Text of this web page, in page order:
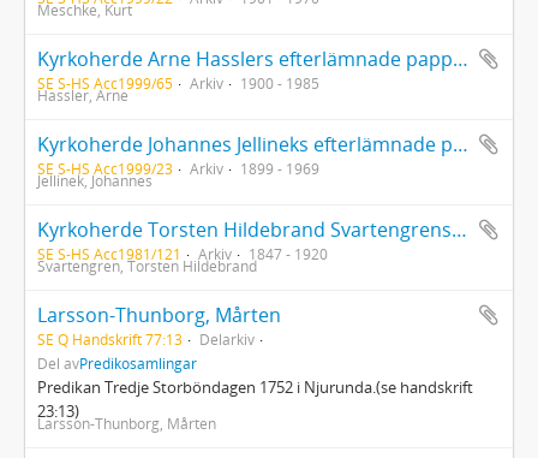
Meschke, Kurt
Kyrkoherde Arne Hasslers efterlämnade papper, tillägg
SE S-HS Acc1999/65 Arkiv 1900 - 1985
Hassler, Arne
Kyrkoherde Johannes Jellineks efterlämnade papper
SE S-HS Acc1999/23 Arkiv 1899 - 1969
Jellinek, Johannes
Kyrkoherde Torsten Hildebrand Svartengrens efterlämnade papper
SE S-HS Acc1981/121 Arkiv 1847 - 1920
Svartengren, Torsten Hildebrand
Larsson-Thunborg, Mårten
SE Q Handskrift 77:13
Delarkiv
Del avPredikosamlingar
Predikan Tredje Storböndagen 1752 i Njurunda.(se handskrift
23:13)
Larsson-Thunborg, Mårten